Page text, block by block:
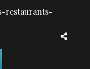
restaurants-